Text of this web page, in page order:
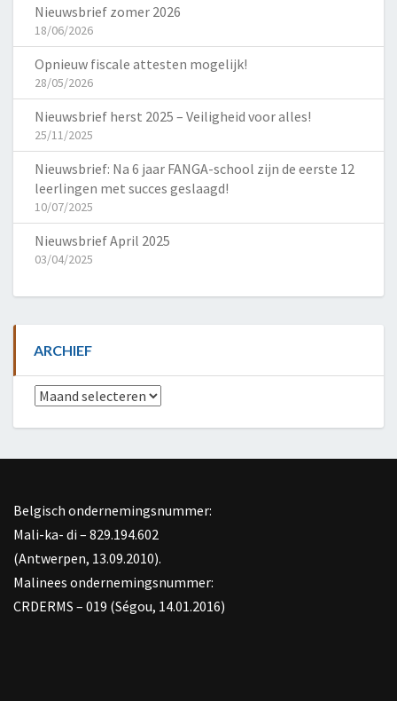
Nieuwsbrief zomer 2026
18/06/2026
Opnieuw fiscale attesten mogelijk!
28/05/2026
Nieuwsbrief herst 2025 – Veiligheid voor alles!
25/11/2025
Nieuwsbrief: Na 6 jaar FANGA-school zijn de eerste 12
leerlingen met succes geslaagd!
10/07/2025
Nieuwsbrief April 2025
03/04/2025
ARCHIEF
Archief
Belgisch ondernemingsnummer:
Mali-ka- di – 829.194.602
(Antwerpen, 13.09.2010).
Malinees ondernemingsnummer:
CRDERMS – 019 (Ségou, 14.01.2016)